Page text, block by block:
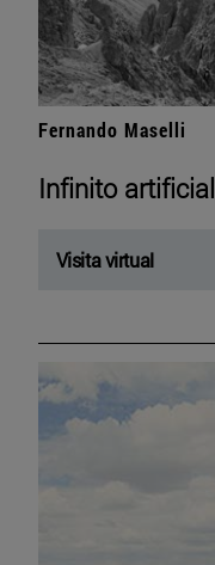
Fernando Maselli
Infinito artificial
Visita virtual